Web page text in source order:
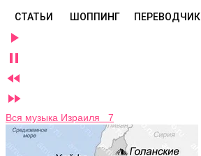
СТАТЬИ ШОППИНГ ПЕРЕВОДЧИК




Вся музыка Израиля 7